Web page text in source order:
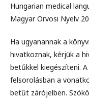
Hungarian medical
Magyar Orvosi Nyelv
Ha ugyanannak a
hivatkoznak, kérjük a
betűkkel kiegészíteni.
felsorolásban a
betűt zárójelben.